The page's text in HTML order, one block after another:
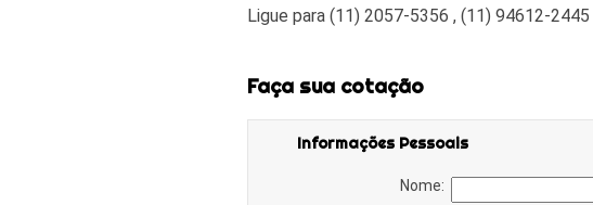
Ligue para(11) 2057-5356 ,(11) 94612-2445
Faça sua cotação
Informações Pessoais
Nome: